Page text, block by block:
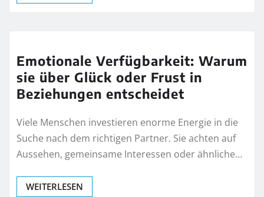
Emotionale Verfügbarkeit: Warum
sie über Glück oder Frust in
Beziehungen entscheidet
Viele Menschen investieren enorme Energie in die
Suche nach dem richtigen Partner. Sie achten auf
Aussehen, gemeinsame Interessen oder ähnliche…
WEITERLESEN